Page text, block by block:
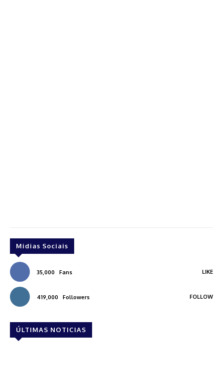
Midias Sociais
35,000 Fans LIKE
419,000 Followers FOLLOW
ÚLTIMAS NOTICIAS